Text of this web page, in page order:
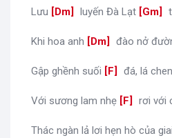
Lưu [Dm luyến Đà Lạt [Gm
Khi hoa anh [Dm đào nở
Gập ghềnh suối [F đá, lá
Với sương lam nhẹ [F rơi với
Thác ngàn lả lơi hẹn hò của giai